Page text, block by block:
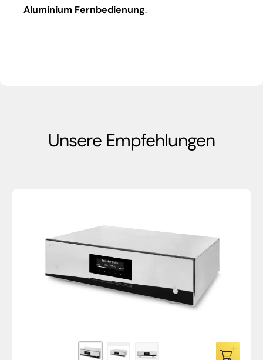
Aluminium Fernbedienung.
Unsere Empfehlungen